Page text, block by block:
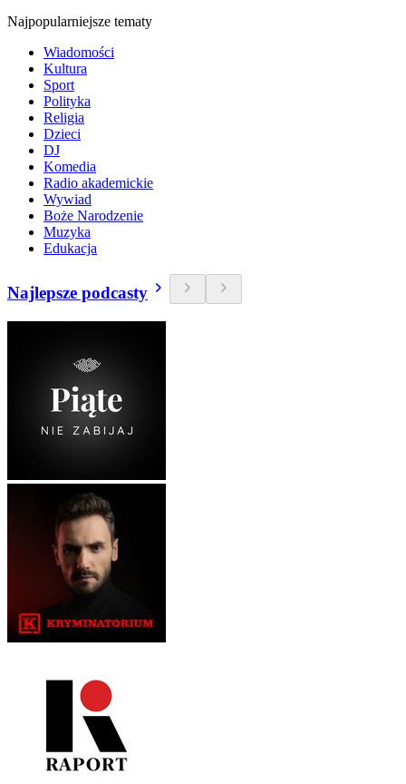
Najpopularniejsze tematy
Wiadomości
Kultura
Sport
Polityka
Religia
Dzieci
DJ
Komedia
Radio akademickie
Wywiad
Boże Narodzenie
Muzyka
Edukacja
Najlepsze podcasty